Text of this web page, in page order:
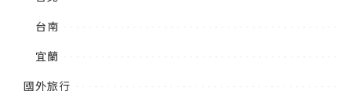
台南
宜蘭
國外旅行